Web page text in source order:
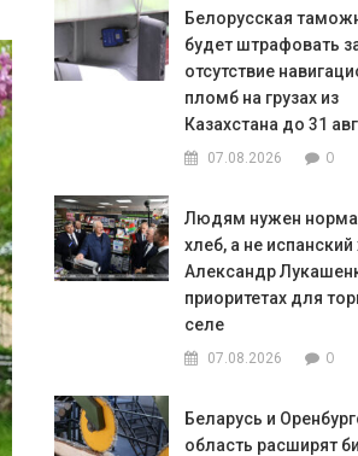
Белорусская
будет штрафовать
отсутствие
пломб на грузах из
Казахстана до 31
07.08.2026 0
Людям нужен
хлеб, а не
Александр
приоритетах для
селе
07.08.2026 0
Беларусь и
область расширят